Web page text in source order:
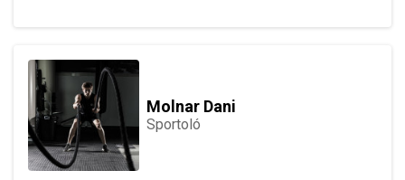
Molnar Dani
Sportoló